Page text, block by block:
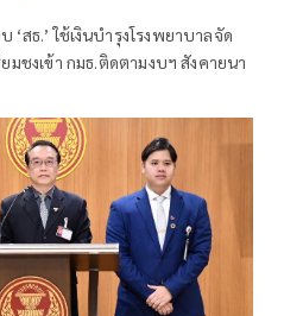
สธ.’ ใช้เงินบำรุงโรงพยาบาลจัด
มชงเข้า กมธ.ติดตามงบฯ สังคายนา